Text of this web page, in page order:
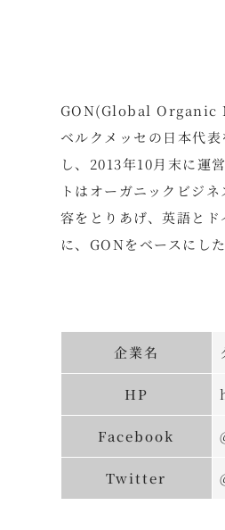
GON(Global Organic
ベルクメッセの日本代
し、2013年10月末に運
トはオーガニックビジ
容をとりあげ、英語と
に、GONをベースにし
企業名
HP
Facebook
Twitter